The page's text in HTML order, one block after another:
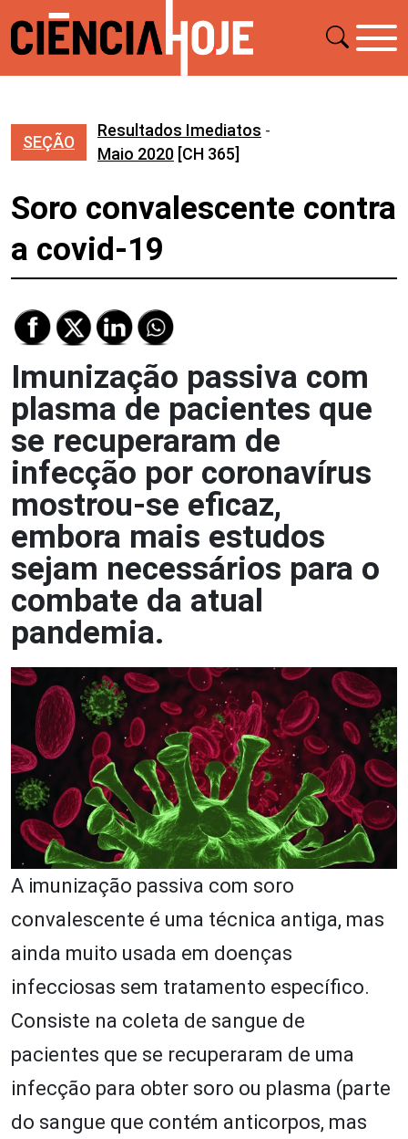
SEÇÃO
Resultados Imediatos -
Maio 2020 [CH 365]
Soro convalescente contra
a covid-19
Imunização passiva com
plasma de pacientes que
se recuperaram de
infecção por coronavírus
mostrou-se eficaz,
embora mais estudos
sejam necessários para o
combate da atual
pandemia.
A imunização passiva com soro
convalescente é uma técnica antiga, mas
ainda muito usada em doenças
infecciosas sem tratamento específico.
Consiste na coleta de sangue de
pacientes que se recuperaram de uma
infecção para obter soro ou plasma (parte
do sangue que contém anticorpos, mas